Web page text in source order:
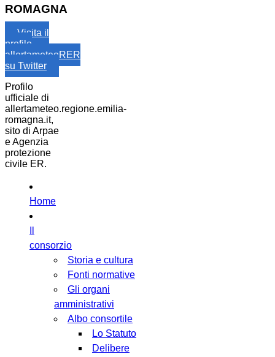
ROMAGNA
Visita il
profilo
allertameteoRER
su Twitter
Profilo
ufficiale di
allertameteo.regione.emilia-
romagna.it,
sito di Arpae
e Agenzia
protezione
civile ER.
Home
consorzio
Storia e cultura
Fonti normative
Gli organi
amministrativi
Albo consortile
Lo Statuto
Delibere